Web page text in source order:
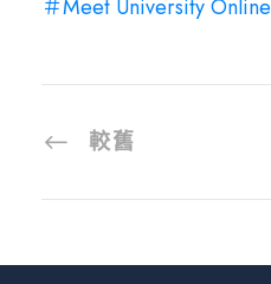
＃Meet University Online
較舊